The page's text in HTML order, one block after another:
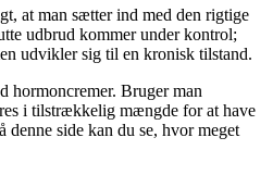
at man sætter ind med den rigtige
udbrud kommer under kontrol;
udvikler sig til en kronisk tilstand.
hormoncremer. Bruger man
i tilstrækkelig mængde for at have
denne side kan du se, hvor meget